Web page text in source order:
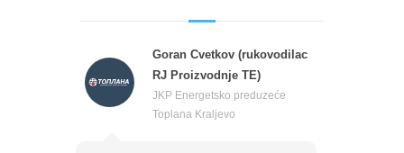
Goran Cvetkov (rukovodilac
RJ Proizvodnje TE)
JKP Energetsko preduzeće
Toplana Kraljevo